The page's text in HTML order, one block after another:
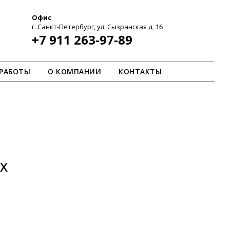
Офис
г. Санкт-Петербург, ул. Сызранская д. 16
+7 911 263-97-89
О КОМПАНИИ КОНТАКТЫ